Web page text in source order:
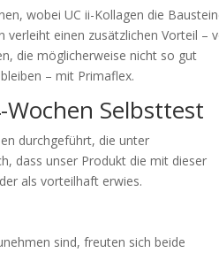
wobei UC ii-Kollagen die
verleiht einen zusätzlichen Vorteil –
die möglicherweise nicht so gut
– mit Primaflex.
Selbsttest
durchgeführt, die unter
dass unser Produkt die mit dieser
als vorteilhaft erwies.
sind, freuten sich beide